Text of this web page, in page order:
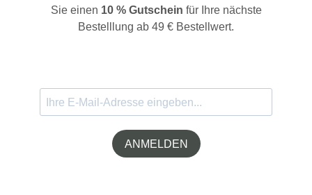
Sie einen 10 % Gutschein für Ihre nächste
Bestelllung ab 49 € Bestellwert.
ANMELDEN